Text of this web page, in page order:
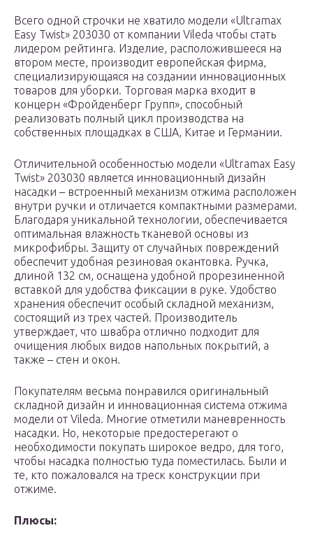
Всего одной строчки не хватило модели «Ultramax
Easy Twist» 203030 от компании Vileda чтобы стать
лидером рейтинга. Изделие, расположившееся на
втором месте, производит европейская фирма,
специализирующаяся на создании инновационных
товаров для уборки. Торговая марка входит в
концерн «Фройденберг Групп», способный
реализовать полный цикл производства на
собственных площадках в США, Китае и Германии.
Отличительной особенностью модели «Ultramax Easy
Twist» 203030 является инновационный дизайн
насадки – встроенный механизм отжима расположен
внутри ручки и отличается компактными размерами.
Благодаря уникальной технологии, обеспечивается
оптимальная влажность тканевой основы из
микрофибры. Защиту от случайных повреждений
обеспечит удобная резиновая окантовка. Ручка,
длиной 132 см, оснащена удобной прорезиненной
вставкой для удобства фиксации в руке. Удобство
хранения обеспечит особый складной механизм,
состоящий из трех частей. Производитель
утверждает, что швабра отлично подходит для
очищения любых видов напольных покрытий, а
также – стен и окон.
Покупателям весьма понравился оригинальный
складной дизайн и инновационная система отжима
модели от Vileda. Многие отметили маневренность
насадки. Но, некоторые предостерегают о
необходимости покупать широкое ведро, для того,
чтобы насадка полностью туда поместилась. Были и
те, кто пожаловался на треск конструкции при
отжиме.
Плюсы: